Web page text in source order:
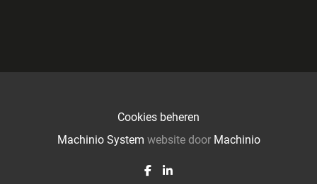
Cookies beheren
Machinio System website door Machinio
facebook
linkedin